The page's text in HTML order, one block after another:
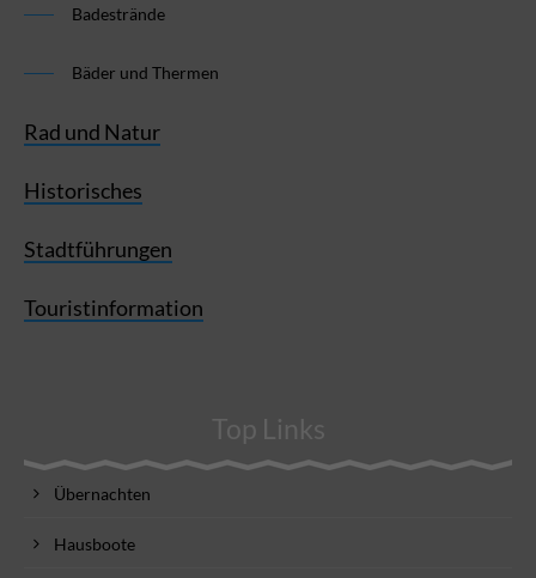
Badestrände
Bäder und Thermen
Rad und Natur
Historisches
Stadtführungen
Touristinformation
Top Links
Übernachten
Hausboote